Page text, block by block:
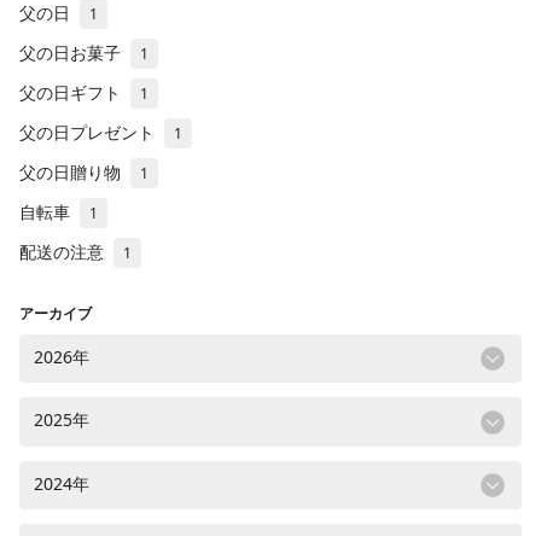
父の日 1
父の日お菓子 1
父の日ギフト 1
父の日プレゼント 1
父の日贈り物 1
自転車 1
配送の注意 1
アーカイブ
2026年
2025年
2024年